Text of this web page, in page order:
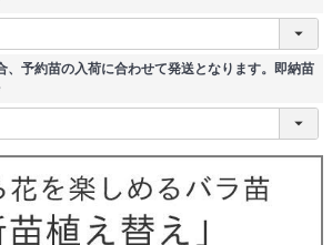
、予約苗の入荷に合わせて発送となります。即納苗